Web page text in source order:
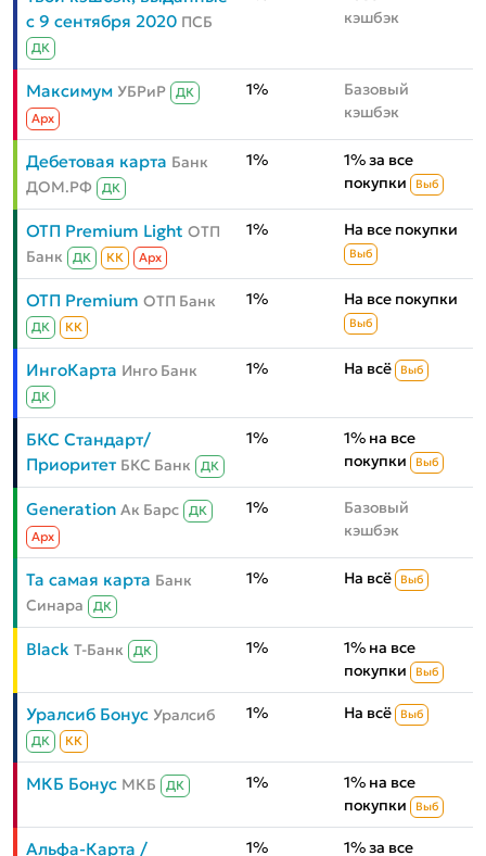
с 9 сентября 2020 ПСБ
ДК
кэшбэк
Максимум УБРиР
ДК
Aрх
1%
Базовый
кэшбэк
Дебетовая карта Банк
ДОМ.РФ
ДК
1%
1% за все
покупки
Выб
ОТП Premium Light ОТП
Банк
ДК КК Aрх
1% На все покупки
Выб
ОТП Premium ОТП Банк
ДК КК
1% На все покупки
Выб
ИнгоКарта Инго Банк
ДК
1% На всё Выб
БКС Стандарт/
Приоритет БКС Банк ДК
1%
1% на все
покупки
Выб
Generation Ак Барс
ДК
Aрх
1%
Базовый
кэшбэк
Та самая карта Банк
Синара
ДК
1% На всё Выб
Black Т-Банк ДК 1%
1% на все
покупки
Выб
Уралсиб Бонус Уралсиб
ДК КК
1% На всё Выб
МКБ Бонус МКБ ДК 1%
1% на все
покупки
Выб
Альфа-Карта /
1%
1% за все